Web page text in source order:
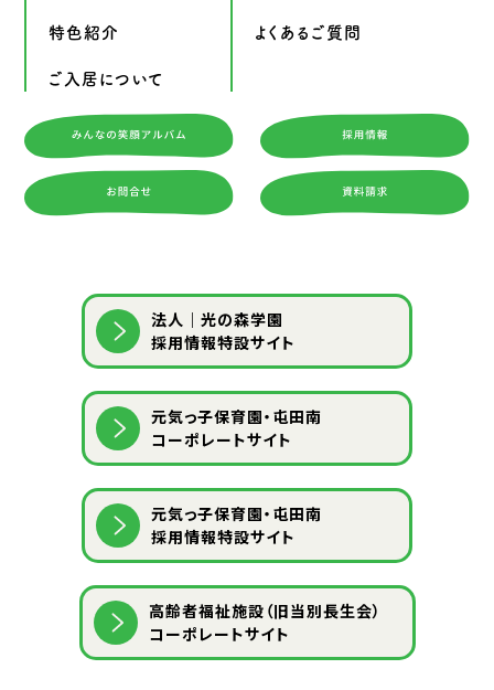
特色紹介
ご入居について
よくあるご質問
法人｜光の森学園
採用情報特設サイト
元気っ子保育園・屯田南
コーポレートサイト
元気っ子保育園・屯田南
採用情報特設サイト
⾼齢者福祉施設（旧当別⻑⽣会）
コーポレートサイト